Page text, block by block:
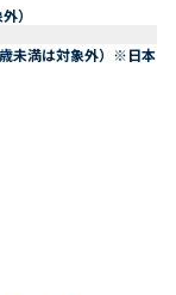
）
未満は対象外）※日本